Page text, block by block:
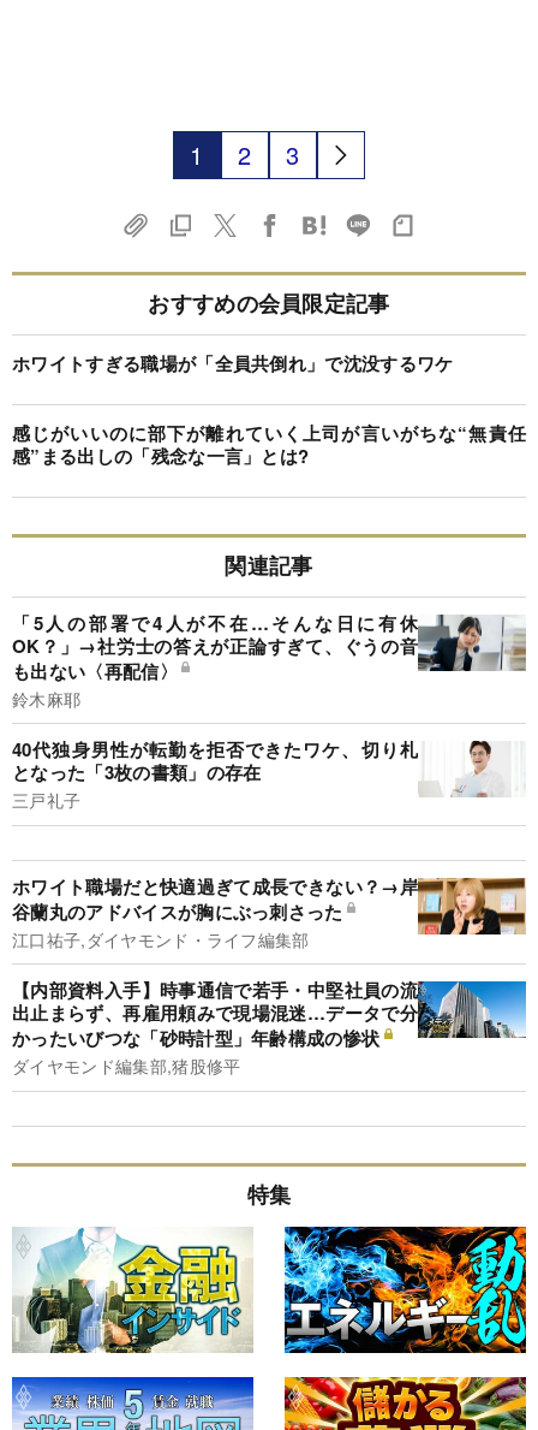
1 2 3
おすすめの会員限定記事
ホワイトすぎる職場が「全員共倒れ」で沈没するワケ
感じがいいのに部下が離れていく上司が言いがちな“無責任
感”まる出しの「残念な一言」とは?
関連記事
「5人の部署で4人が不在…そんな日に有休
OK？」→社労士の答えが正論すぎて、ぐうの音
も出ない〈再配信〉
鈴木麻耶
40代独身男性が転勤を拒否できたワケ、切り札
となった「3枚の書類」の存在
三戸礼子
ホワイト職場だと快適過ぎて成長できない？→岸
谷蘭丸のアドバイスが胸にぶっ刺さった
江口祐子,ダイヤモンド・ライフ編集部
【内部資料入手】時事通信で若手・中堅社員の流
出止まらず、再雇用頼みで現場混迷…データで分
かったいびつな「砂時計型」年齢構成の惨状
ダイヤモンド編集部,猪股修平
特集